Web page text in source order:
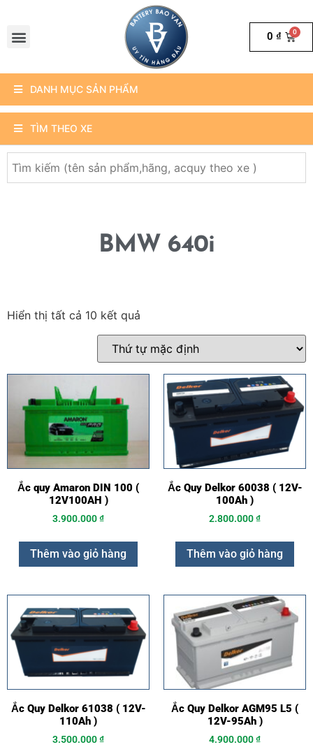
0 ₫
DANH MỤC SẢN PHẨM
TÌM THEO XE
BMW 640i
Hiển thị tất cả 10 kết quả
Ắc quy Amaron DIN 100 (
12V100AH )
3.900.000₫
Thêm vào giỏ hàng
Ắc Quy Delkor 60038 ( 12V-
100Ah )
2.800.000₫
Thêm vào giỏ hàng
Ắc Quy Delkor 61038 ( 12V-
110Ah )
3.500.000₫
Ắc Quy Delkor AGM95 L5 (
12V-95Ah )
4.900.000₫